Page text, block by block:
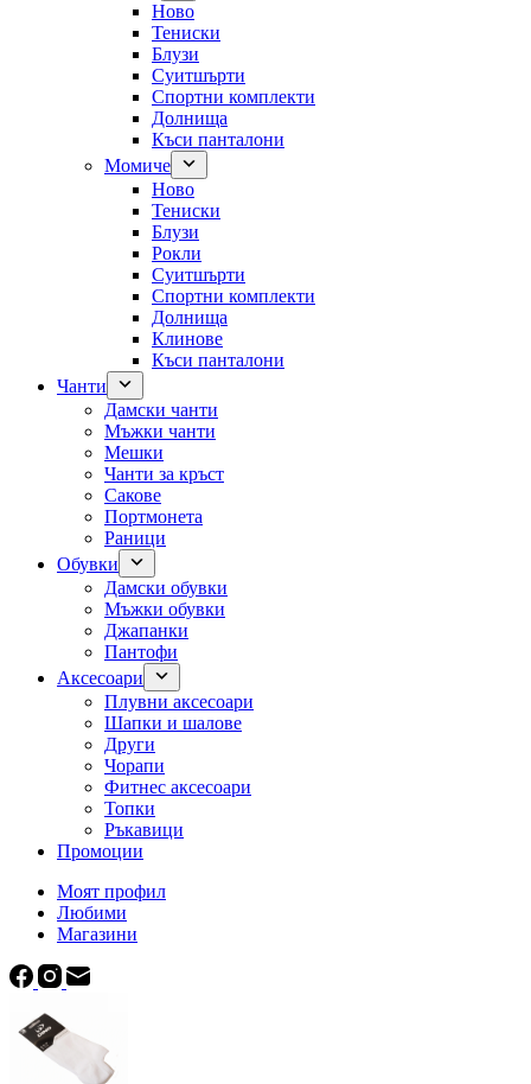
Ново
Тениски
Блузи
Суитшърти
Спортни комплекти
Долнища
Къси панталони
Момиче
Ново
Тениски
Блузи
Рокли
Суитшърти
Спортни комплекти
Долнища
Клинове
Къси панталони
Чанти
Дамски чанти
Мъжки чанти
Мешки
Чанти за кръст
Сакове
Портмонета
Раници
Обувки
Дамски обувки
Мъжки обувки
Джапанки
Пантофи
Аксесоари
Плувни аксесоари
Шапки и шалове
Други
Чорапи
Фитнес аксесоари
Топки
Ръкавици
Промоции
Моят профил
Любими
Магазини